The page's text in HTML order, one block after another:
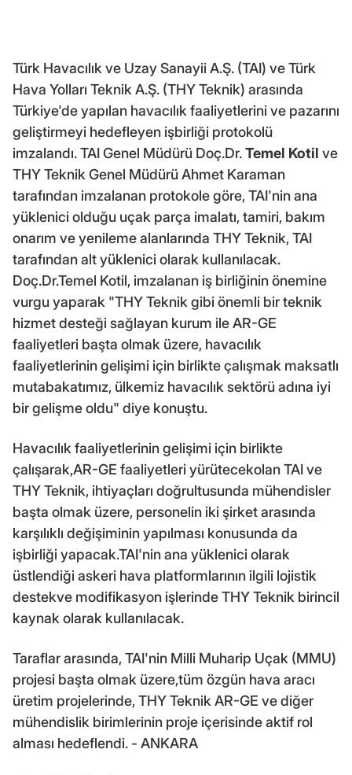
Türk Havacılık ve Uzay Sanayii A.Ş. (TAI) ve Türk
Hava Yolları Teknik A.Ş. (THY Teknik) arasında
Türkiye'de yapılan havacılık faaliyetlerini ve pazarını
geliştirmeyi hedefleyen işbirliği protokolü
imzalandı. TAI Genel Müdürü Doç.Dr.Temel Kotil ve
THY Teknik Genel Müdürü Ahmet Karaman
tarafından imzalanan protokole göre, TAI'nin ana
yüklenici olduğu uçak parça imalatı, tamiri, bakım
onarım ve yenileme alanlarında THY Teknik, TAI
tarafından alt yüklenici olarak kullanılacak.
Doç.Dr.Temel Kotil, imzalanan iş birliğinin önemine
vurgu yaparak "THY Teknik gibi önemli bir teknik
hizmet desteği sağlayan kurum ile AR-GE
faaliyetleri başta olmak üzere, havacılık
faaliyetlerinin gelişimi için birlikte çalışmak maksatlı
mutabakatımız, ülkemiz havacılık sektörü adına iyi
bir gelişme oldu" diye konuştu.
Havacılık faaliyetlerinin gelişimi için birlikte
çalışarak,AR-GE faaliyetleri yürütecekolan TAI ve
THY Teknik, ihtiyaçları doğrultusunda mühendisler
başta olmak üzere, personelin iki şirket arasında
karşılıklı değişiminin yapılması konusunda da
işbirliği yapacak.TAI'nin ana yüklenici olarak
üstlendiği askeri hava platformlarının ilgili lojistik
destekve modifikasyon işlerinde THY Teknik birincil
kaynak olarak kullanılacak.
Taraflar arasında, TAI'nin Milli Muharip Uçak (MMU)
projesi başta olmak üzere,tüm özgün hava aracı
üretim projelerinde, THY Teknik AR-GE ve diğer
mühendislik birimlerinin proje içerisinde aktif rol
alması hedeflendi. - ANKARA